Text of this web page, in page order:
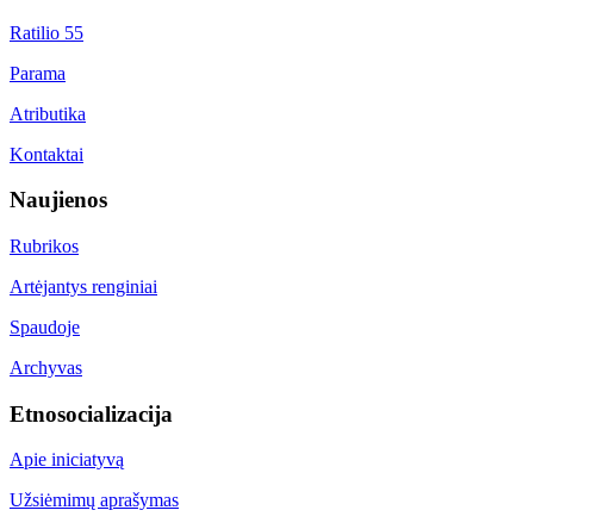
Ratilio 55
Parama
Atributika
Kontaktai
Naujienos
Rubrikos
Artėjantys renginiai
Spaudoje
Archyvas
Etnosocializacija
Apie iniciatyvą
Užsiėmimų aprašymas